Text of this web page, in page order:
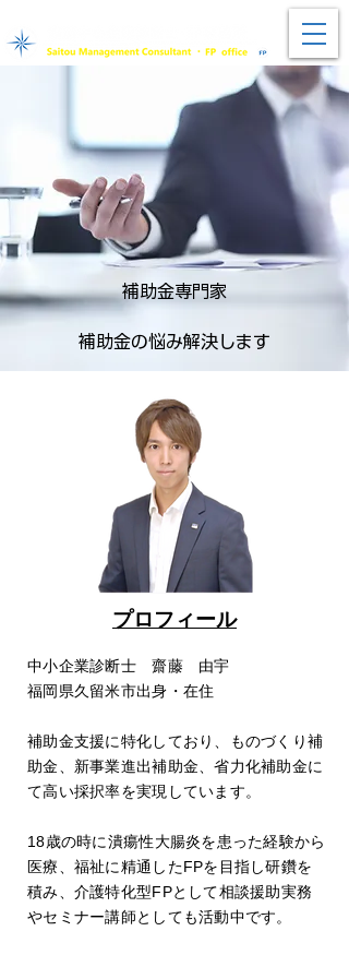
​補助金専門家
​補助金の悩み解決します
プロフィール
中小企業診断士 齋藤 由宇
福岡県久留米市出身・在住
補助金支援に特化しており、ものづくり補
助金、新事業進出補助金、省力化補助金に
て高い採択率を実現しています。
18歳の時に潰瘍性大腸炎を患った経験から
医療、福祉に精通したFPを目指し研鑽を
積み、 介護特化型FPとして相談援助実務
やセミナー講師としても活動中です。